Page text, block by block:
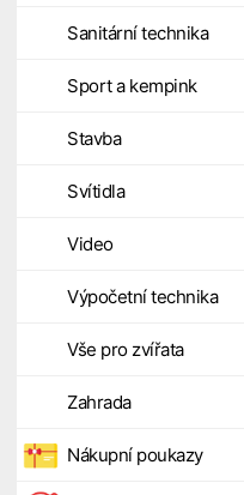
Sanitární technika
Sport a kempink
Stavba
Svítidla
Video
Výpočetní technika
Vše pro zvířata
Zahrada
Nákupní poukazy